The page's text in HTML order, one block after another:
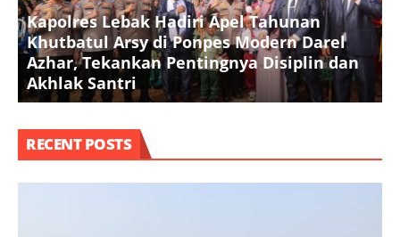
Kapolres Lebak Hadiri Apel Tahunan
Khutbatul Arsy di Ponpes Modern Darel
Azhar, Tekankan Pentingnya Disiplin dan
Akhlak Santri
RECENT POSTS